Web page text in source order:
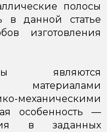
полосы
данной статье
изготовления
являются
материалами
механическими
особенность —
в заданных